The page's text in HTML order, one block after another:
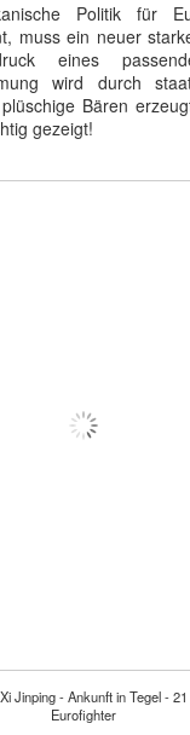
Politik für
muss ein neuer
eines
wird durch
Bären
gezeigt!
Jinping - Ankunft in Tegel -
Eurofighter